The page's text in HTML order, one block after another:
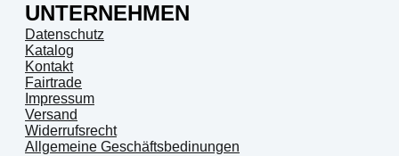
UNTERNEHMEN
Datenschutz
Katalog
Kontakt
Fairtrade
Impressum
Versand
Widerrufsrecht
Allgemeine Geschäftsbedinungen